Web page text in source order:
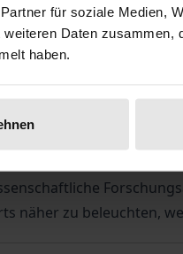
für soziale Medien,
Daten zusammen,
haben.
den dramatischen
Dramen aufgrund
Fragment
dazu veranlassten,
näher zu beleuchten,